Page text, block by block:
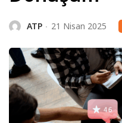
ATP 21 Nisan 2025